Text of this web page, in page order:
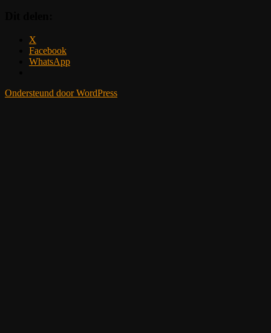
X
Facebook
WhatsApp
Ondersteund door WordPress